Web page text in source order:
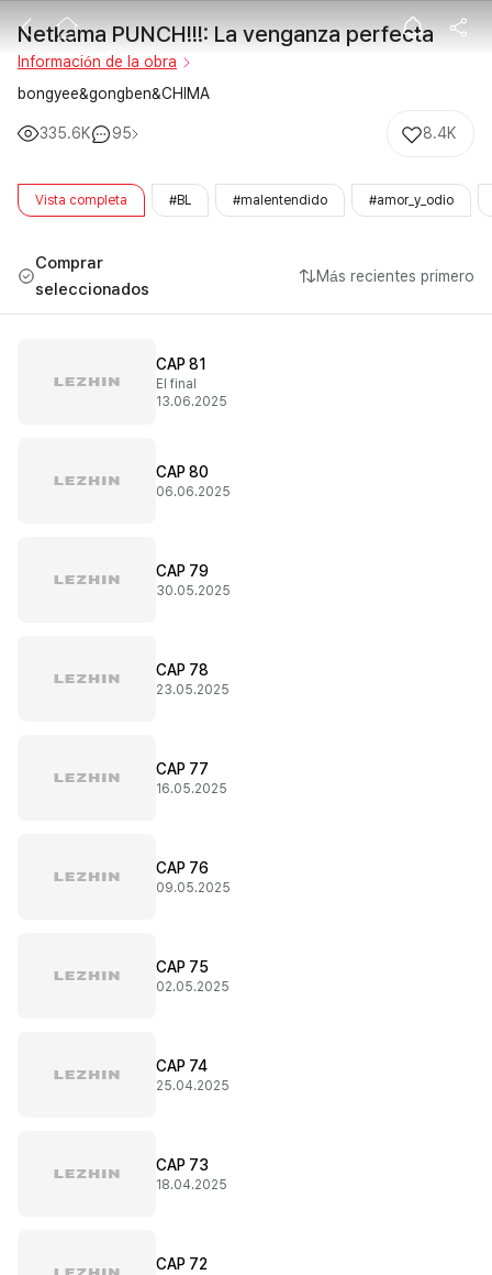
Netkama
Netkama PUNCH!!!: La venganza perfecta
Información de la obra
bongyee&gongben&CHIMA
335.6K 95 8.4K
Vista completa #BL #malentendido #amor_y_odio
Comprar
seleccionados
Más recientes primero
CAP 81
El final
13.06.2025
CAP 80
06.06.2025
CAP 79
30.05.2025
CAP 78
23.05.2025
CAP 77
16.05.2025
CAP 76
09.05.2025
CAP 75
02.05.2025
CAP 74
25.04.2025
CAP 73
18.04.2025
CAP 72